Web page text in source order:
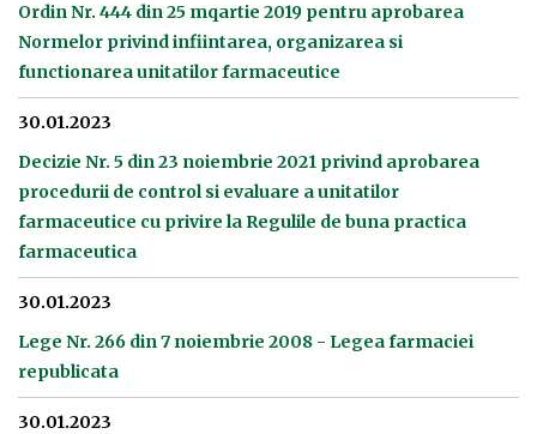
Ordin Nr. 444 din 25 mqartie 2019 pentru aprobarea
Normelor privind infiintarea, organizarea si
functionarea unitatilor farmaceutice
30.01.2023
Decizie Nr. 5 din 23 noiembrie 2021 privind aprobarea
procedurii de control si evaluare a unitatilor
farmaceutice cu privire la Regulile de buna practica
farmaceutica
30.01.2023
Lege Nr. 266 din 7 noiembrie 2008 - Legea farmaciei
republicata
30.01.2023